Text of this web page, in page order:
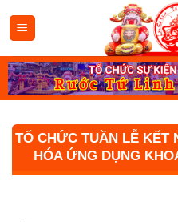
qua
dung
TỔ CHỨC TUẦN LỄ KẾT
HÓA ỨNG DỤNG